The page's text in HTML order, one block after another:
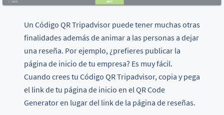
Un Código QR Tripadvisor puede tener muchas otras
finalidades además de animar a las personas a dejar
una reseña. Por ejemplo, ¿prefieres publicar la
página de inicio de tu empresa? Es muy fácil.
Cuando crees tu Código QR Tripadvisor, copia y pega
el link de tu página de inicio en el QR Code
Generator en lugar del link de la página de reseñas.